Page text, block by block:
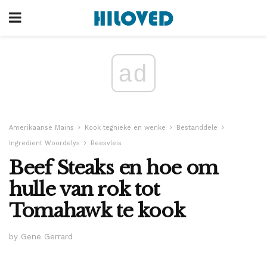
ad
Amerikaanse Mains Kook tegnieke en wenke
Bestanddele
Ingredient Woordelys
Beesvleis
Beef Steaks en hoe om
hulle van rok tot
Tomahawk te kook
by Gene Gerrard